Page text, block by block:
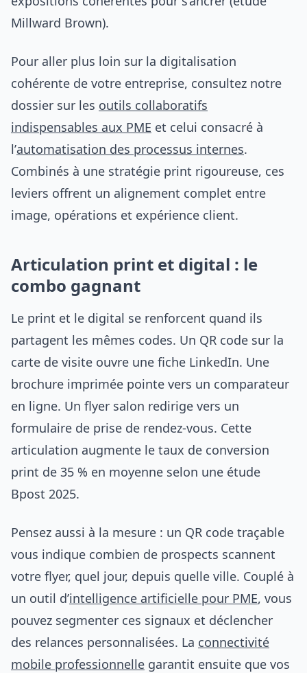
Millward Brown).
Pour aller plus loin sur la digitalisation
cohérente de votre entreprise, consultez notre
dossier sur les outils collaboratifs
indispensables aux PME et celui consacré à
l’automatisation des processus internes.
Combinés à une stratégie print rigoureuse, ces
leviers offrent un alignement complet entre
image, opérations et expérience client.
Articulation print et digital : le
combo gagnant
Le print et le digital se renforcent quand ils
partagent les mêmes codes. Un QR code sur la
carte de visite ouvre une fiche LinkedIn. Une
brochure imprimée pointe vers un comparateur
en ligne. Un flyer salon redirige vers un
formulaire de prise de rendez-vous. Cette
articulation augmente le taux de conversion
print de 35 % en moyenne selon une étude
Bpost 2025.
Pensez aussi à la mesure : un QR code traçable
vous indique combien de prospects scannent
votre flyer, quel jour, depuis quelle ville. Couplé à
un outil d’intelligence artificielle pour PME, vous
pouvez segmenter ces signaux et déclencher
des relances personnalisées. La connectivité
mobile professionnelle garantit ensuite que vos